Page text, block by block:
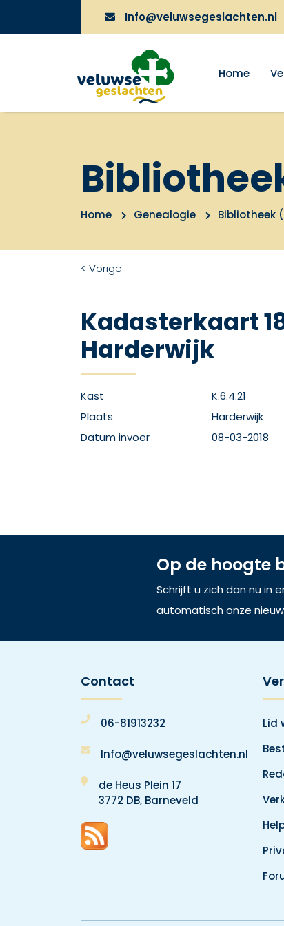
Info@veluwsegeslachten.nl
Home
Home Genealogie Bibliotheek
< Vorige
Kadasterkaart
Harderwijk
Kast
K.6.4.21
Plaats
Harderwijk
Datum invoer
08-03-2018
Op de hoogte
Schrijft u zich dan nu in
automatisch onze
Contact
06-81913232
Info@veluwsegeslachten.nl
de Heus Plein 17
3772 DB, Barneveld
Lid